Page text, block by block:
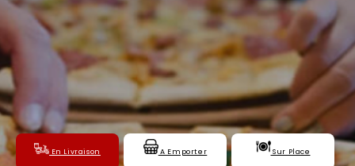
ACCUEIL
LA CARTE
NOTRE RESTAURANT
VOS AVISEn Livraison A Emporter Sur Place